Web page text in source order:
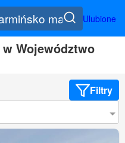
Ulubione
Województwo
Filtry